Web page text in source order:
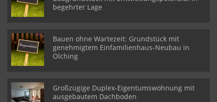
begehrter Lage
Bauen ohne Wartezeit: Grundstück mit
genehmigtem Einfamilienhaus-Neubau in
Olching
Großzügige Duplex-Eigentumswohnung mit
ausgebautem Dachboden